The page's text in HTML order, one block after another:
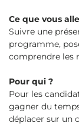
Ce que vous
Suivre une
programme,
comprendre les
Pour qui ?
Pour les
gagner du
déplacer sur un